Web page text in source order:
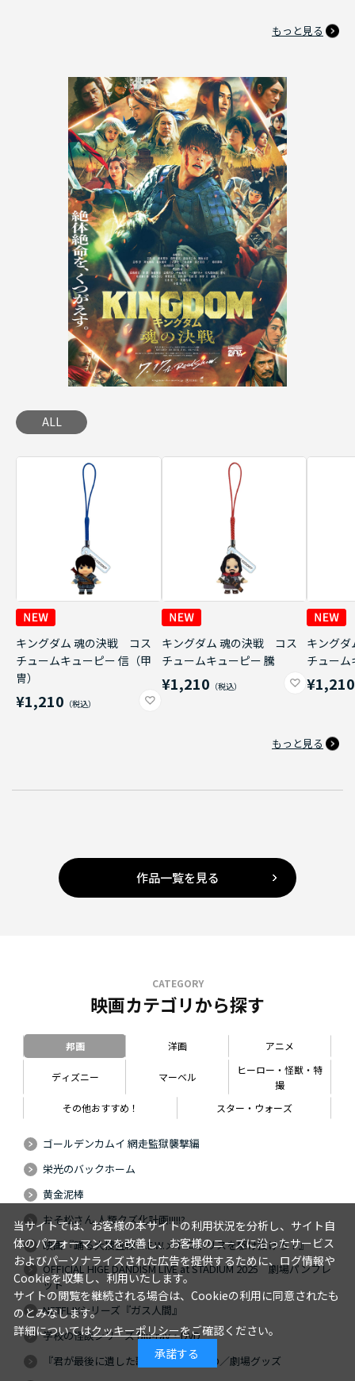
もっと見る
ALL
キングダム 魂の決戦 コス
チュームキューピー 信（甲
冑）
¥1,210
キングダム 魂の決戦 コス
チュームキューピー 騰
¥1,210
キング
チューム
¥1,210
もっと見る
作品一覧を見る
CATEGORY
映画カテゴリから探す
邦画 洋画 アニメ
ディズニー マーベル
ヒーロー・怪獣・特
撮
その他おすすめ！
スター・ウォーズ
ゴールデンカムイ 網走監獄襲撃編
栄光のバックホーム
黄金泥棒
おそ松さん 人類クズ化計画!!!!!?
映画『踊る大捜査線 N.E.W.メトロポリスを駆け抜けろ！』
OFFICIAL HIGE DANDISM LIVE at STADIUM 2025 劇場パンフレ
ット
NETFLIXシリーズ『ガス人間』
学校の怪談シリーズ Blu-ray・DVD
『君が最後に遺した歌』Blu-ray・DVD／劇場グッズ
当サイトでは、お客様の本サイトの利用状況を分析し、サイト自
体のパフォーマンスを改善し、お客様のニーズに沿ったサービス
およびパーソナライズされた広告を提供するために、ログ情報や
Cookieを収集し、利用いたします。
サイトの閲覧を継続される場合は、Cookieの利用に同意されたも
のとみなします。
詳細についてはクッキーポリシーをご確認ください。
承諾する